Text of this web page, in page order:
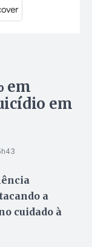
em
em
a
cuidado à